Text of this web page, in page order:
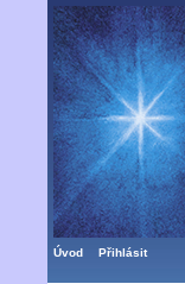
Úvod Přihlásit